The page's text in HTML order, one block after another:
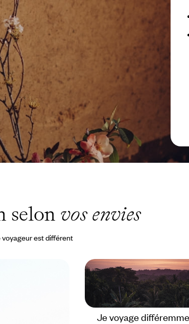
selon vos envies
est différent
Je voyage